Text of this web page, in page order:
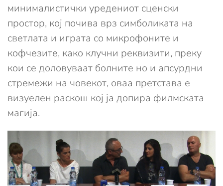
минималистички уредениот сценски
простор, кој почива врз симболиката на
светлата и играта со микрофоните и
кофчезите, како клучни реквизити, преку
кои се доловуваат болните но и апсурдни
стремежи на човекот, оваа претстава е
визуелен раскош кој ја допира филмската
магија.